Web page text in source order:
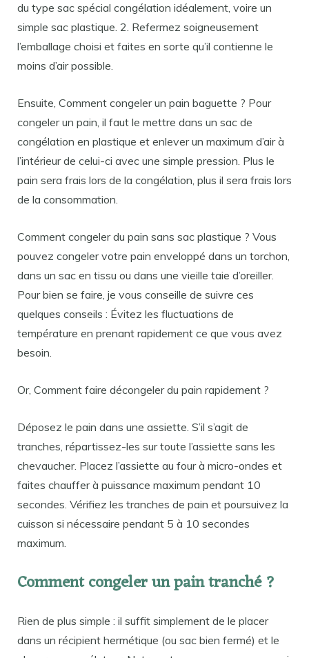
du type sac spécial congélation idéalement, voire un
simple sac plastique. 2. Refermez soigneusement
l’emballage choisi et faites en sorte qu’il contienne le
moins d’air possible.
Ensuite, Comment congeler un pain baguette ? Pour
congeler un pain, il faut le mettre dans un sac de
congélation en plastique et enlever un maximum d’air à
l’intérieur de celui-ci avec une simple pression. Plus le
pain sera frais lors de la congélation, plus il sera frais lors
de la consommation.
Comment congeler du pain sans sac plastique ? Vous
pouvez congeler votre pain enveloppé dans un torchon,
dans un sac en tissu ou dans une vieille taie d’oreiller.
Pour bien se faire, je vous conseille de suivre ces
quelques conseils : Évitez les fluctuations de
température en prenant rapidement ce que vous avez
besoin.
Or, Comment faire décongeler du pain rapidement ?
Déposez le pain dans une assiette. S’il s’agit de
tranches, répartissez-les sur toute l’assiette sans les
chevaucher. Placez l’assiette au four à micro-ondes et
faites chauffer à puissance maximum pendant 10
secondes. Vérifiez les tranches de pain et poursuivez la
cuisson si nécessaire pendant 5 à 10 secondes
maximum.
Comment congeler un pain tranché ?
Rien de plus simple : il suffit simplement de le placer
dans un récipient hermétique (ou sac bien fermé) et le